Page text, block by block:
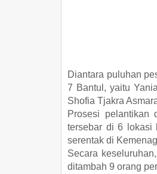
Diantara puluhan
7 Bantul, yaitu
Shofia Tjakra
Prosesi
tersebar di 6 lokasi
serentak di
Secara
ditambah 9 orang